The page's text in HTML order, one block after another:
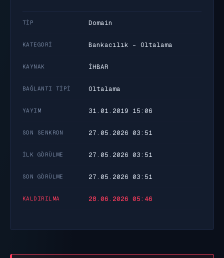
TIP Domain
KATEGORI Bankacılık - Oltalama
KAYNAK İHBAR
BAĞLANTI TIPI Oltalama
YAYIM 31.01.2019 15:06
SON SENKRON 27.05.2026 03:51
İLK GÖRÜLME 27.05.2026 03:51
SON GÖRÜLME 27.05.2026 03:51
KALDIRILMA 28.06.2026 05:46